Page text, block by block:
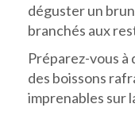
déguster un
branchés aux
Préparez-vous à
des boissons
imprenables sur